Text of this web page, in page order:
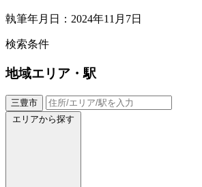
執筆年月日：2024年11月7日
検索条件
地域エリア・駅
三豊市
エリアから探す